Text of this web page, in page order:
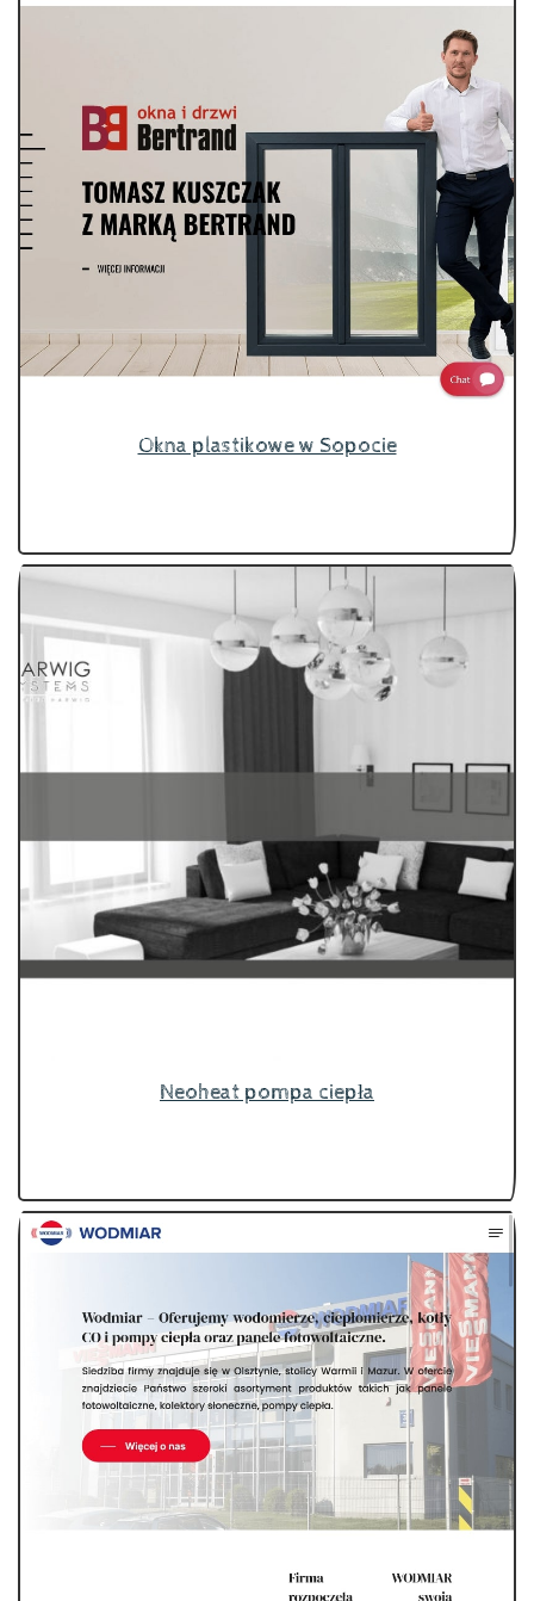
Okna plastikowe w Sopocie
Neoheat pompa ciepła